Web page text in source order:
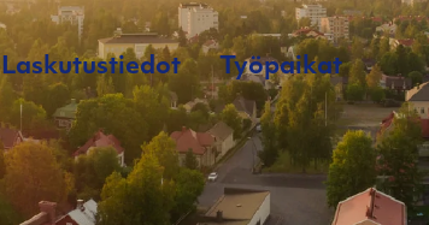
Laskutustiedot Työpaikat